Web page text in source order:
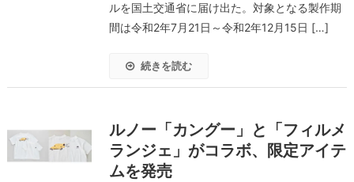
ルを国土交通省に届け出た。対象となる製作期
間は令和2年7月21日～令和2年12月15日 […]
続きを読む
ルノー「カングー」と「フィルメ
ランジェ」がコラボ、限定アイテ
ムを発売